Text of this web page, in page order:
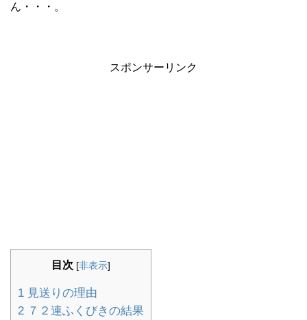
ん・・・。
スポンサーリンク
目次 [非表示]
1 見送りの理由
2 ７２連ふくびきの結果